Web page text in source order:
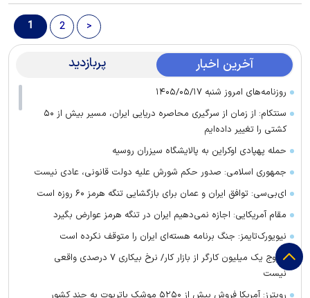
1 2 >
آخرین اخبار پربازدید
روزنامه‌های امروز شنبه ۱۴۰۵/۰۵/۱۷
سنتکام: از زمان از سرگیری محاصره دریایی ایران، مسیر بیش از ۵۰
کشتی را تغییر داده‌ایم
حمله پهپادی اوکراین به پالایشگاه سیزران روسیه
جمهوری اسلامی: صدور حکم شورش علیه دولت قانونی، عادی نیست
ای‌بی‌سی: توافق ایران و عمان برای بازگشایی تنگه هرمز ۶۰ روزه است
مقام آمریکایی: اجازه نمی‌دهیم ایران در تنگه هرمز عوارض بگیرد
نیویورک‌تایمز: جنگ برنامه هسته‌ای ایران را متوقف نکرده است
خروج یک میلیون کارگر از بازار کار/ نرخ بیکاری ۷ درصدی واقعی
نیست
رویترز: آمریکا فروش بیش از ۵۲۵۰ موشک پاتریوت به چند کشور